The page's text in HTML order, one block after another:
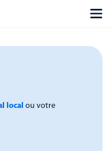
local ou votre